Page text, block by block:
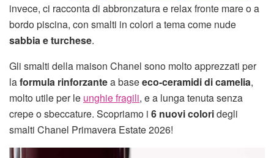
invece, ci racconta di abbronzatura e relax fronte mare o a
bordo piscina, con smalti in colori a tema come nude
sabbia e turchese.
Gli smalti della maison Chanel sono molto apprezzati per
laformula rinforzantea baseeco-ceramidi di camelia,
molto utile per le unghie fragili, e a lunga tenuta senza
crepe o sbeccature. Scopriamo i 6 nuovi coloridegli
smalti Chanel Primavera Estate 2026!